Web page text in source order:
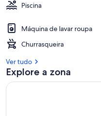
Piscina
Máquina de lavar roupa
Churrasqueira
Ver tudo
Explore a zona